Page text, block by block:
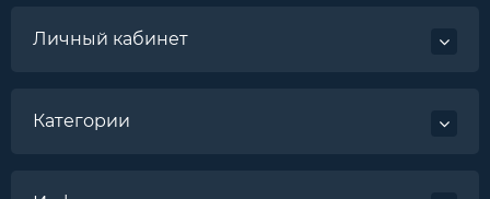
Личный кабинет
Категории